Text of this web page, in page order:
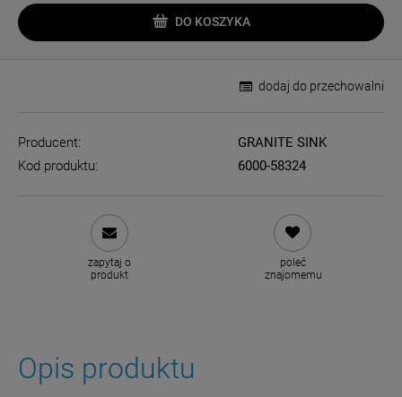
DO KOSZYKA
dodaj do przechowalni
Producent:
GRANITE SINK
Kod produktu:
6000-58324
zapytaj o
produkt
poleć
znajomemu
Opis produktu